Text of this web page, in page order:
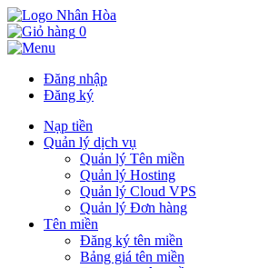
0
Đăng nhập
Đăng ký
Nạp tiền
Quản lý dịch vụ
Quản lý Tên miền
Quản lý Hosting
Quản lý Cloud VPS
Quản lý Đơn hàng
Tên miền
Đăng ký tên miền
Bảng giá tên miền